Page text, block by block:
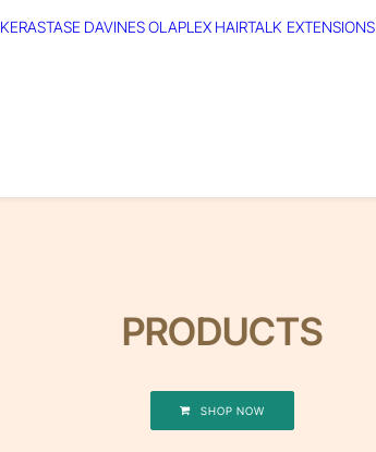
KERASTASE DAVINESOLAPLEX HAIRTALK EXTENSIONS
PRODUCTS
SHOP NOW